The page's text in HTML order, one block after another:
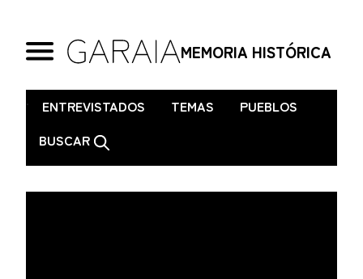
MEMORIA HISTÓRICA
. ENTREVISTADOS TEMAS
PUEBLOS
BUSCAR